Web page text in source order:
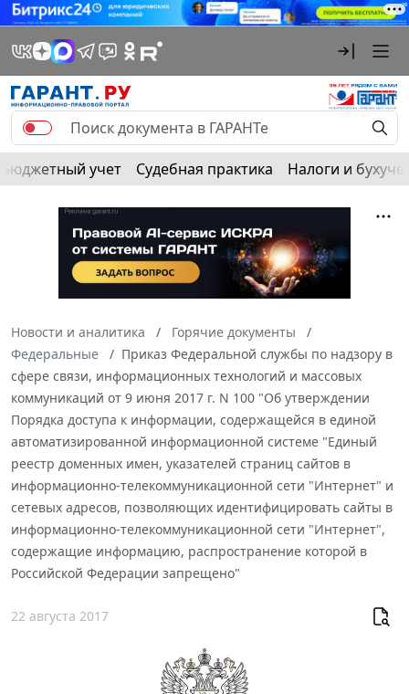
Бюджетный учет Судебная практика Налоги и
Новости и аналитика
Горячие документы
Федеральные
Приказ Федеральной службы по надзору в
сфере связи, информационных технологий и массовых
коммуникаций от 9 июня 2017 г. N 100 "Об утверждении
Порядка доступа к информации, содержащейся в единой
автоматизированной информационной системе "Единый
реестр доменных имен, указателей страниц сайтов в
информационно-телекоммуникационной сети "Интернет" и
сетевых адресов, позволяющих идентифицировать сайты в
информационно-телекоммуникационной сети "Интернет",
содержащие информацию, распространение которой в
Российской Федерации запрещено"
22 августа 2017